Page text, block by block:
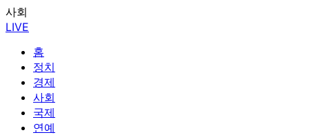
사회
LIVE
홈
정치
경제
사회
국제
연예